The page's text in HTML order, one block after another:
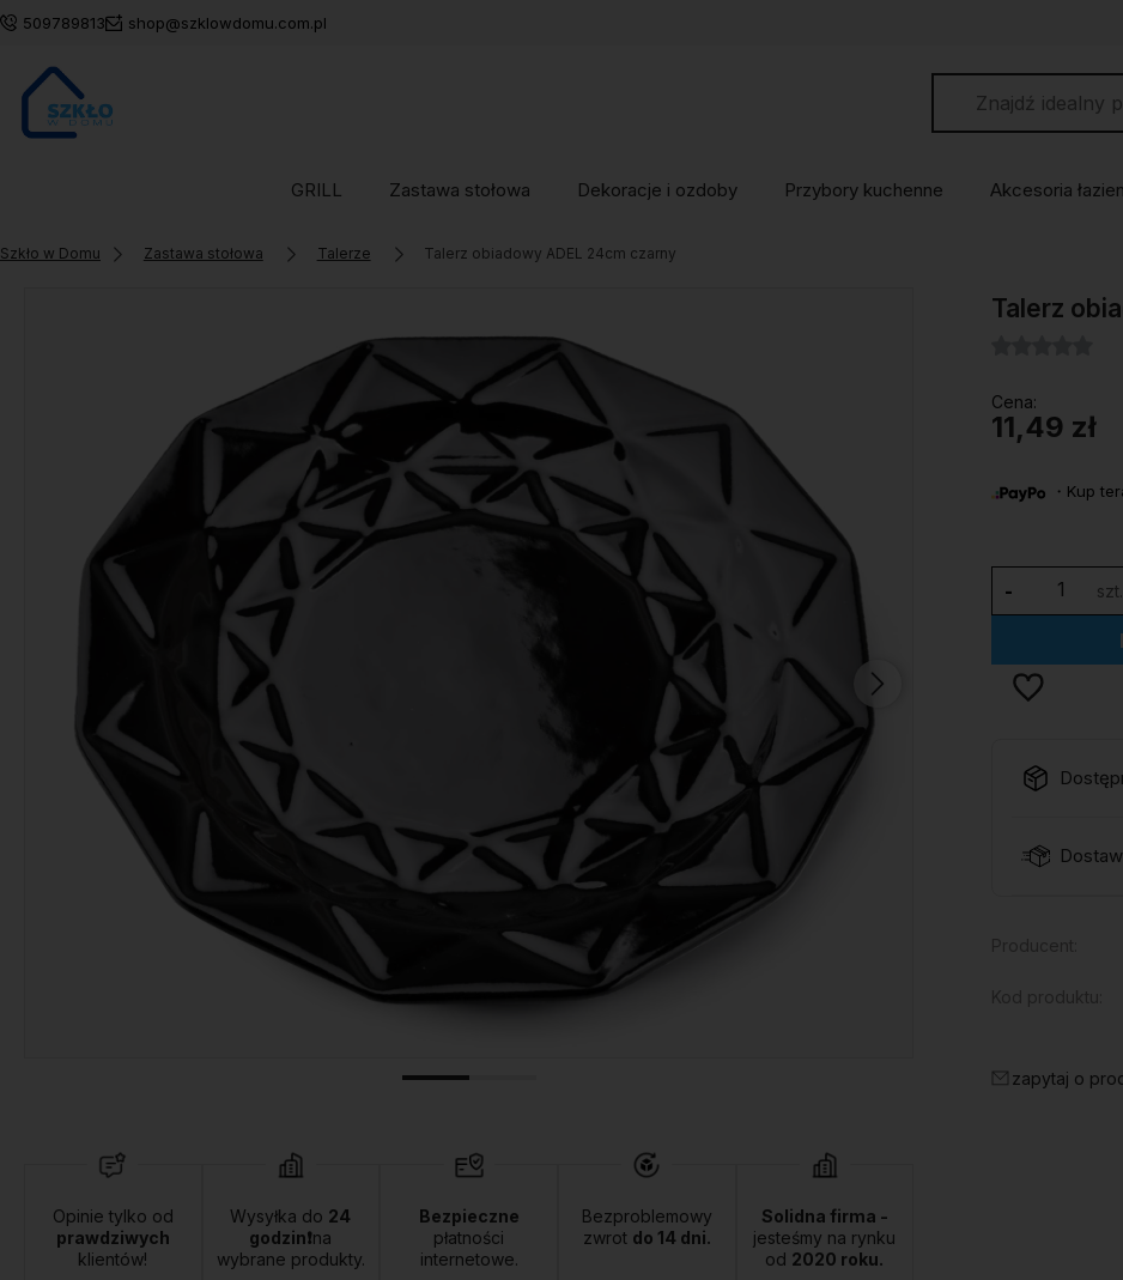
509789813 shop@szklowdomu.com.pl
GRILL Zastawa stołowa Dekoracje i ozdoby Przybory kuchenne Akcesoria
Szkło w Domu Zastawa stołowa Talerze Talerz obiadowy ADEL 24cm czarny
Opinie tylko od
prawdziwych
klientów!
Wysyłka do 24
godzin❗na
wybrane produkty.
Bezpieczne
płatności
internetowe.
Bezproblemowy
zwrot do 14 dni.
Solidna firma -
jesteśmy na rynku
od 2020 roku.
Talerz
Cena:
11,49 zł
・Kup
szt.
-
zapytaj o